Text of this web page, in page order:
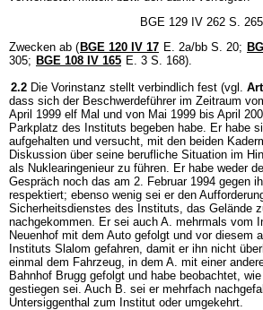
BGE 129 IV 262 S. 265
Zwecken ab ( BGE 120 IV 17 E. 2a/bb S. 20;
305; BGE 108 IV 165 E. 3 S. 168).
2.2 Die Vorinstanz stellt verbindlich fest (vgl.
dass sich der Beschwerdeführer im Zeitraum
April 1999 elf Mal und von Mai 1999 bis April
Parkplatz des Instituts begeben habe. Er habe
aufgehalten und versucht, mit den beiden
Diskussion über seine berufliche Situation im
als Nuklearingenieur zu führen. Er habe weder
Gespräch noch das am 2. Februar 1994 gegen
respektiert; ebenso wenig sei er den
Sicherheitsdienstes des Instituts, das Gelände
nachgekommen. Er sei auch A. mehrmals vom
Neuenhof mit dem Auto gefolgt und vor diesem
Instituts Slalom gefahren, damit er ihn nicht
einmal dem Fahrzeug, in dem A. mit einer
Bahnhof Brugg gefolgt und habe beobachtet,
gestiegen sei. Auch B. sei er mehrfach
Untersiggenthal zum Institut oder umgekehrt.